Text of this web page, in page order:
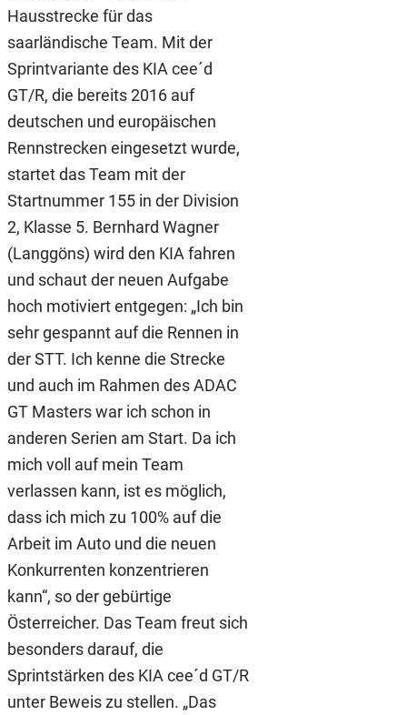
Hausstrecke für das
saarländische Team. Mit der
Sprintvariante des KIA cee´d
GT/R, die bereits 2016 auf
deutschen und europäischen
Rennstrecken eingesetzt wurde,
startet das Team mit der
Startnummer 155 in der Division
2, Klasse 5. Bernhard Wagner
(Langgöns) wird den KIA fahren
und schaut der neuen Aufgabe
hoch motiviert entgegen: „Ich bin
sehr gespannt auf die Rennen in
der STT. Ich kenne die Strecke
und auch im Rahmen des ADAC
GT Masters war ich schon in
anderen Serien am Start. Da ich
mich voll auf mein Team
verlassen kann, ist es möglich,
dass ich mich zu 100% auf die
Arbeit im Auto und die neuen
Konkurrenten konzentrieren
kann“, so der gebürtige
Österreicher. Das Team freut sich
besonders darauf, die
Sprintstärken des KIA cee´d GT/R
unter Beweis zu stellen. „Das